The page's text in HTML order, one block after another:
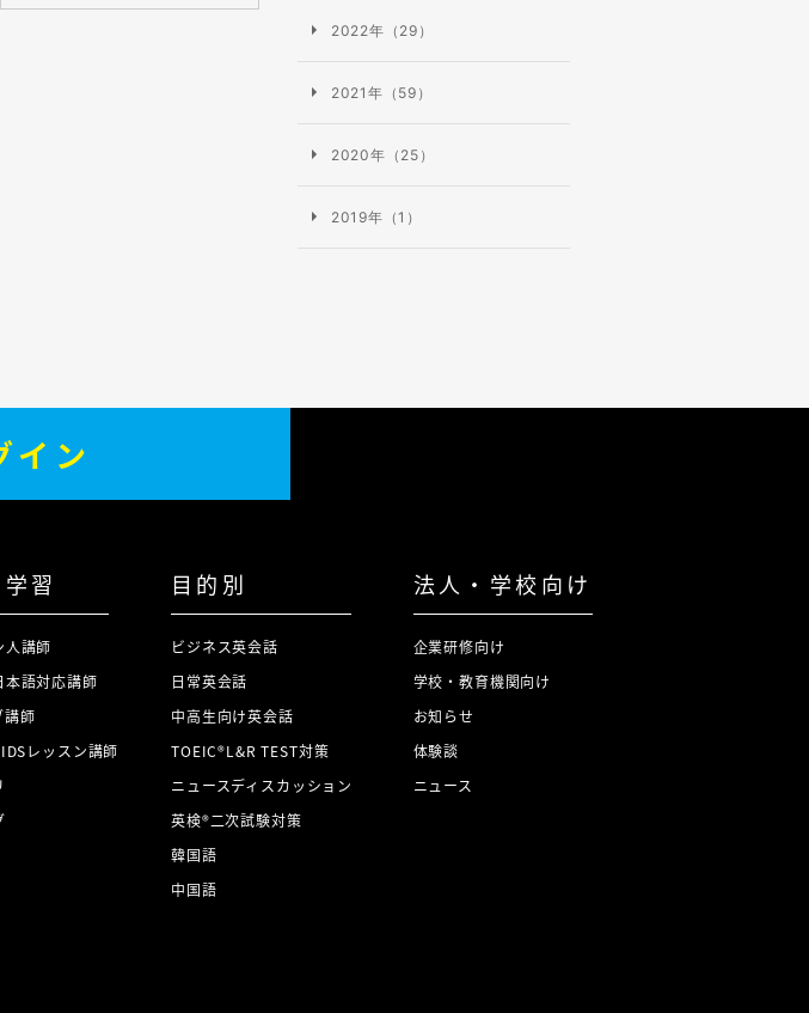
2022年（29）
2021年（59）
2020年（25）
2019年（1）
イン
習
人講師
本語対応講師
講師
レッスン講師
目的別
ビジネス英会話
日常英会話
中高生向け英会話
TOEIC®L&R TEST対策
ニュースディスカッション
英検®二次試験対策
韓国語
中国語
法人・学校向け
企業研修向け
学校・教育機関向け
お知らせ
体験談
ニュース